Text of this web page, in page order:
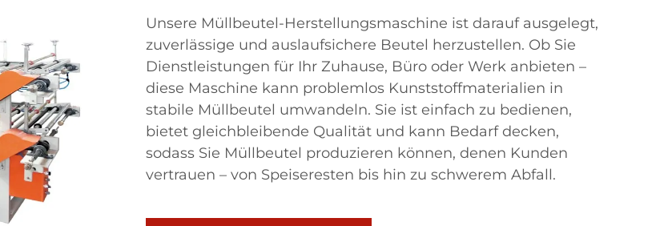
Unsere Müllbeutel-Herstellungsmaschine ist darauf ausgelegt,
zuverlässige und auslaufsichere Beutel herzustellen. Ob Sie
Dienstleistungen für Ihr Zuhause, Büro oder Werk anbieten –
diese Maschine kann problemlos Kunststoffmaterialien in
stabile Müllbeutel umwandeln. Sie ist einfach zu bedienen,
bietet gleichbleibende Qualität und kann Bedarf decken,
sodass Sie Müllbeutel produzieren können, denen Kunden
vertrauen – von Speiseresten bis hin zu schwerem Abfall.